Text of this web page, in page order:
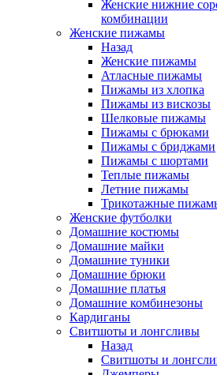
Женские нижние
комбинации
Женские пижамы
Назад
Женские пижамы
Атласные пижамы
Пижамы из хлопка
Пижамы из вискозы
Шелковые пижамы
Пижамы с брюками
Пижамы с бриджами
Пижамы с шортами
Теплые пижамы
Летние пижамы
Трикотажные
Женские футболки
Домашние костюмы
Домашние майки
Домашние туники
Домашние брюки
Домашние платья
Домашние комбинезоны
Кардиганы
Свитшоты и лонгсливы
Назад
Свитшоты и